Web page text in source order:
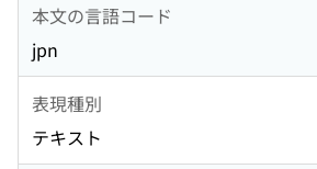
本文の言語コード
jpn
表現種別
テキスト